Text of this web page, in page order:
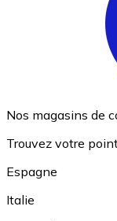
Nos magasins de
Trouvez votre
Espagne
Italie